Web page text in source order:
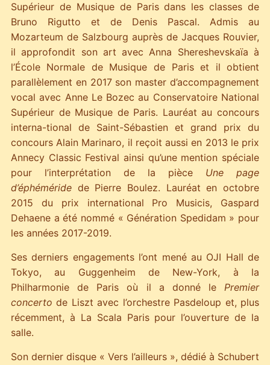
Supérieur de Musique de Paris dans les classes de
Bruno Rigutto et de Denis Pascal. Admis au
Mozarteum de Salzbourg auprès de Jacques Rouvier,
il approfondit son art avec Anna Shereshevskaïa à
l’École Normale de Musique de Paris et il obtient
parallèlement en 2017 son master d’accompagnement
vocal avec Anne Le Bozec au Conservatoire National
Supérieur de Musique de Paris. Lauréat au concours
interna-tional de Saint-Sébastien et grand prix du
concours Alain Marinaro, il reçoit aussi en 2013 le prix
Annecy Classic Festival ainsi qu’une mention spéciale
pour l’interprétation de la pièce Une page
d’éphéméride de Pierre Boulez. Lauréat en octobre
2015 du prix international Pro Musicis, Gaspard
Dehaene a été nommé « Génération Spedidam » pour
les années 2017-2019.
Ses derniers engagements l’ont mené au OJI Hall de
Tokyo, au Guggenheim de New-York, à la
Philharmonie de Paris où il a donné lePremier
concerto de Liszt avec l’orchestre Pasdeloup et, plus
récemment, à La Scala Paris pour l’ouverture de la
salle.
Son dernier disque « Vers l’ailleurs », dédié à Schubert